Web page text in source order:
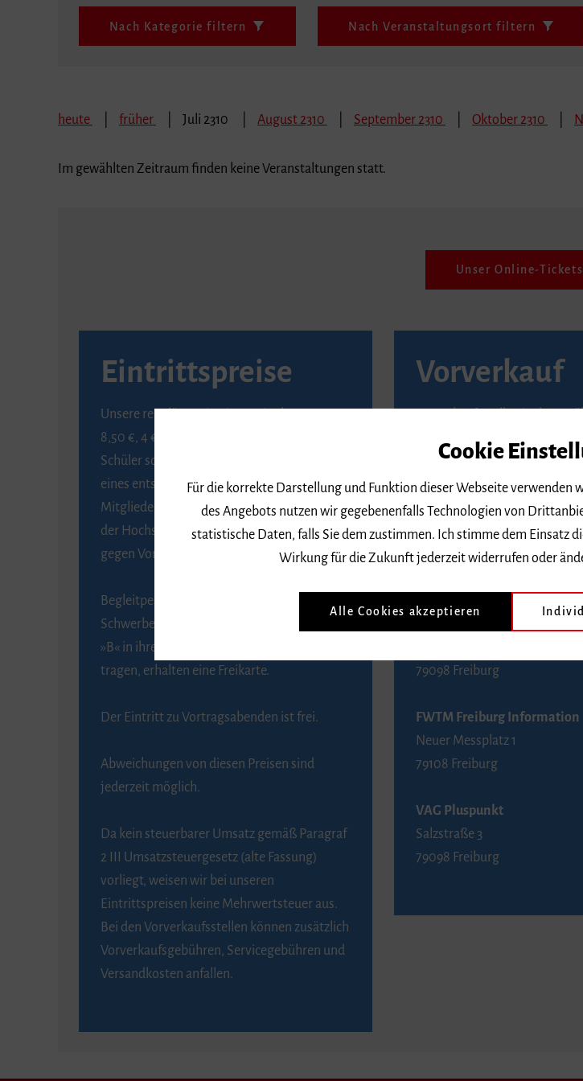
Nach Kategorie filtern Nach Veranstaltungsort filtern
heute früher Juli 2310 August 2310 September 2310 Oktober 2310
Im gewählten Zeitraum finden keine Veranstaltungen statt.
Unser Online-
Eintrittspreise
Unsere regulären Eintrittspreise betragen
8,50 €, 4 € ermäßigt für Schülerinnen und
Schüler sowie Studierende gegen Vorlage
eines entsprechenden Nachweises, 6 € für
Mitglieder der Gesellschaft zur Förderung
der Hochschule für Musik Freiburg e. V.
gegen Vorlage des Mitgliedsausweises.
Begleitpersonen von Menschen mit
Schwerbehinderung, die das Merkzeichen
»B« in ihrem Schwerbehindertenausweis
tragen, erhalten eine Freikarte.
Der Eintritt zu Vortragsabenden ist frei.
Abweichungen von diesen Preisen sind
jederzeit möglich.
Da kein steuerbarer Umsatz gemäß Paragraf
2 III Umsatzsteuergesetz (alte Fassung)
vorliegt, weisen wir bei unseren
Eintrittspreisen keine Mehrwertsteuer aus.
Bei den Vorverkaufsstellen können zusätzlich
Vorverkaufsgebühren, Servicegebühren und
Versandkosten anfallen.
Vorverkauf
Vorverkaufsstellen in Ihrer
BZ-Kartenservice Freiburg
Kaiser-Joseph-Straße 229
79098 Freiburg
Telefon 0761 4968888
FWTM Tourist-Information
79098 Freiburg
FWTM Freiburg Information
Neuer Messplatz 1
79108 Freiburg
VAG Pluspunkt
Salzstraße 3
79098 Freiburg
Cookie
Für die korrekte Darstellung und Funktion dieser Webseite
des Angebots nutzen wir gegebenenfalls Technologien von
statistische Daten, falls Sie dem zustimmen. Ich stimme dem Einsatz
Wirkung für die Zukunft jederzeit widerrufen oder
Alle Cookies akzeptieren